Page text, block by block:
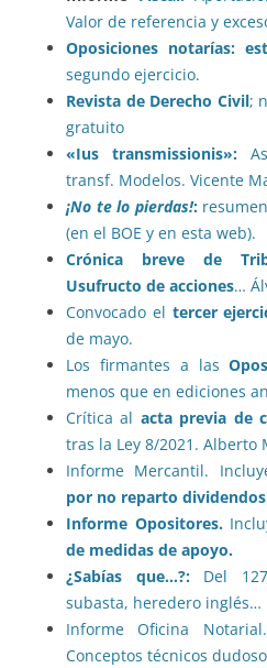
Valor de referencia y
Oposiciones notarías:
segundo ejercicio.
Revista de Derecho Civil;
gratuito
«Ius transmissionis»:
transf. Modelos. Vicente
¡No te lo pierdas!:
(en el BOE y en esta web).
Crónica breve de
Usufructo de acciones…
Convocado el tercer
de mayo.
Los firmantes a las
menos que en ediciones
Crítica al acta previa de
tras la Ley 8/2021. Alberto
Informe Mercantil.
por no reparto
Informe Opositores.
de medidas de apoyo.
¿Sabías que…?: Del
subasta, heredero inglés…
Informe Oficina
Conceptos técnicos